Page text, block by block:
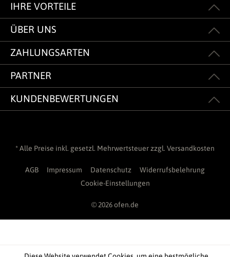
IHRE VORTEILE
ÜBER UNS
ZAHLUNGSARTEN
PARTNER
KUNDENBEWERTUNGEN
* Alle Preise inkl. gesetzl. Mehrwertsteuer zzgl. Versandkosten
AGB Impressum Datenschutz
Widerrufsbelehrung
Cookie-Einstellungen
© 2026 ofen.de